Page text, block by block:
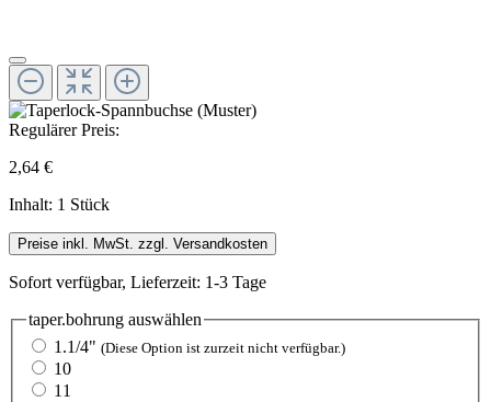
Regulärer Preis:
2,64 €
Inhalt: 1 Stück
Preise inkl. MwSt. zzgl. Versandkosten
Sofort verfügbar, Lieferzeit: 1-3 Tage
taper.bohrung auswählen
1.1/4" (Diese Option ist zurzeit nicht verfügbar.)
10
11